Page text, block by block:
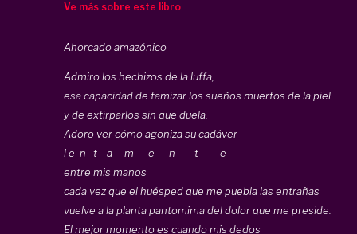
Ve más sobre este libro
Ahorcado amazónico
Admiro los hechizos de la luffa,
esa capacidad de tamizar los sueños muertos de la piel
y de extirparlos sin que duela.
Adoro ver cómo agoniza su cadáver
l e n t a m e n t e
entre mis manos
cada vez que el huésped que me puebla las entrañas
vuelve a la planta pantomima del dolor que me preside.
El mejor momento es cuando mis dedos